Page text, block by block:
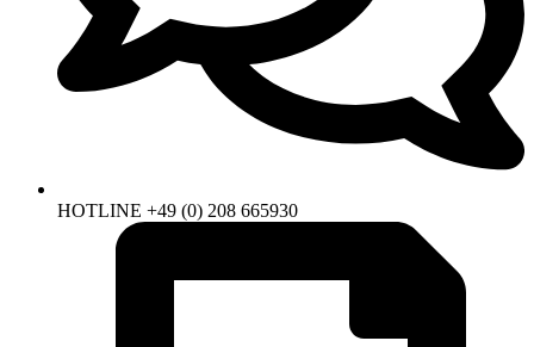
HOTLINE +49 (0) 208 665930